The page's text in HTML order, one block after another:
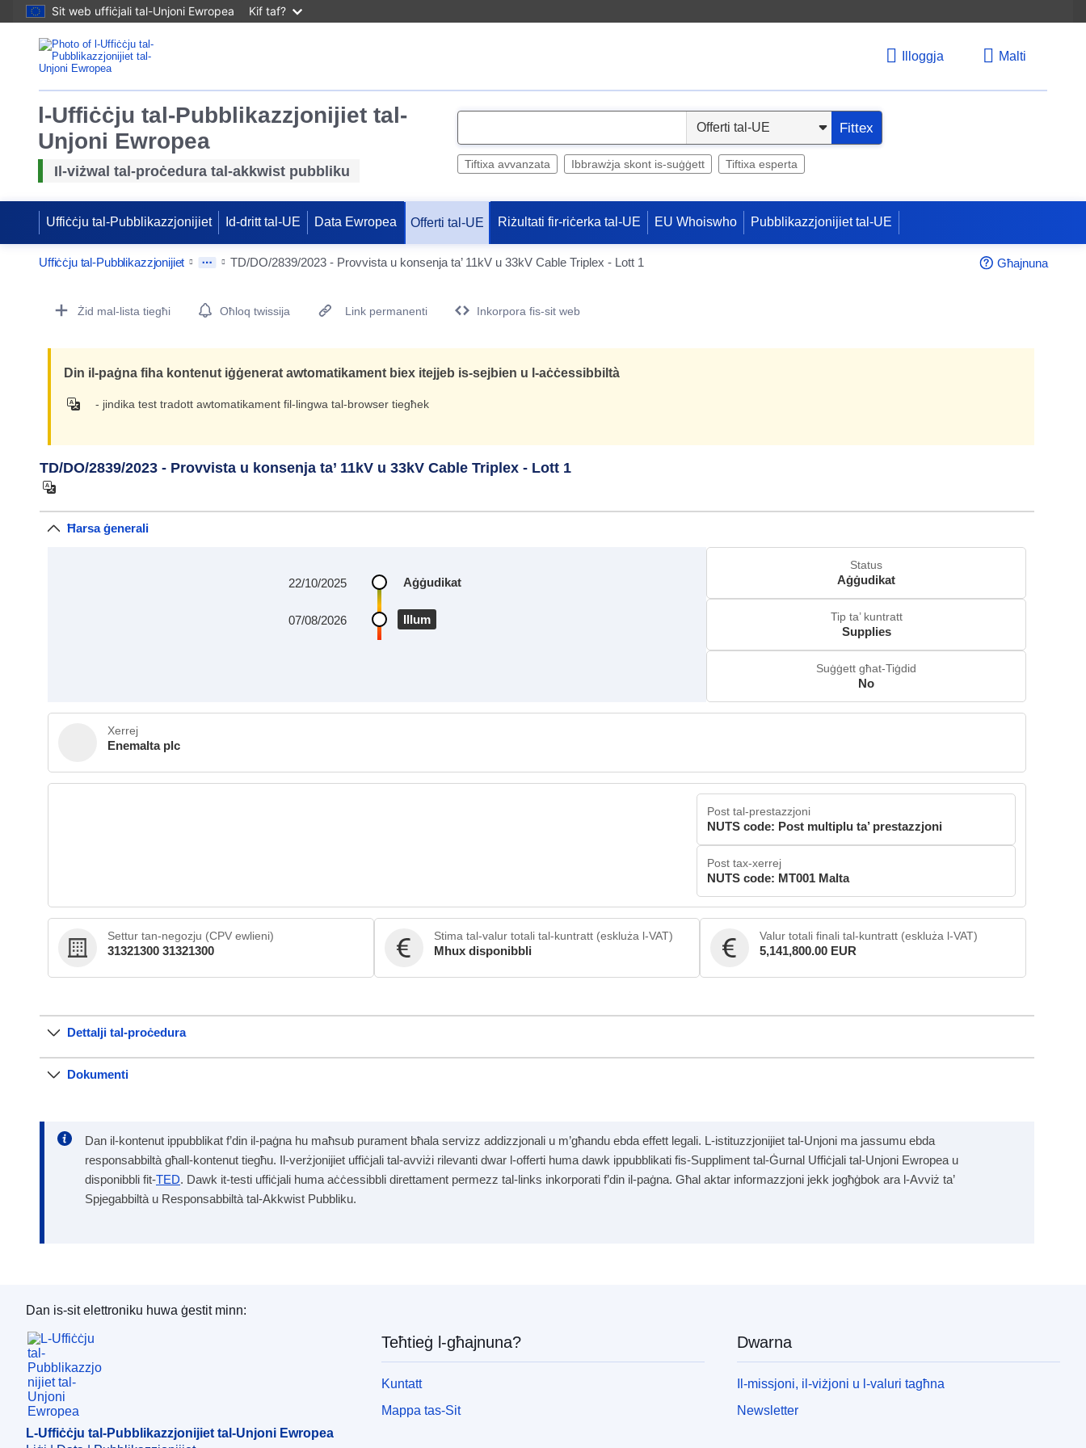
Sit web uffiċjali tal-Unjoni Ewropea Kif taf?
Illoggja Malti
l-Uffiċċju tal-Pubblikazzjonijiet tal-
Unjoni Ewropea
Il-viżwal tal-proċedura tal-akkwist pubbliku
e
c
t
Fittex
Tiftixa avvanzata Ibbrawżja skont is-suġġett Tiftixa esperta
Uffiċċju tal-Pubblikazzjonijiet Id-dritt tal-UE Data Ewropea Offerti tal-UE Riżultati fir-riċerka tal-UE EU Whoiswho Pubblikazzjonijiet tal-UE
Uffiċċju tal-Pubblikazzjonijiet TD/DO/2839/2023 - Provvista u konsenja ta’ 11kV u 33kV Cable Triplex - Lott 1 Għajnuna
Procurement Detail Actions Portlet
Żid mal-lista tiegħi Oħloq twissija Link permanenti Inkorpora fis-sit web
Din il-paġna fiha kontenut iġġenerat awtomatikament biex itejjeb is-sejbien u l-aċċessibbiltà
- jindika test tradott awtomatikament fil-lingwa tal-browser tiegħek
TD/DO/2839/2023 - Provvista u konsenja ta’ 11kV u 33kV Cable Triplex - Lott 1
Ħarsa ġenerali
Aġġudikat
22/10/2025
Illum
07/08/2026
Status
Aġġudikat
Tip ta’ kuntratt
Supplies
Suġġett għat-Tiġdid
No
Xerrej
Enemalta plc
Post tal-prestazzjoni
NUTS code: Post multiplu ta’ prestazzjoni
Post tax-xerrej
NUTS code: MT001 Malta
Settur tan-negozju (CPV ewlieni)
31321300 31321300
Stima tal-valur totali tal-kuntratt (eskluża l-VAT)
Mhux disponibbli
Valur totali finali tal-kuntratt (eskluża l-VAT)
5,141,800.00 EUR
Dettalji tal-proċedura
Dokumenti
Dan il-kontenut ippubblikat f’din il-paġna hu maħsub purament bħala servizz addizzjonali u m’għandu ebda effett legali. L-istituzzjonijiet tal-Unjoni ma jassumu ebda
responsabbiltà għall-kontenut tiegħu. Il-verżjonijiet uffiċjali tal-avviżi rilevanti dwar l-offerti huma dawk ippubblikati fis-Suppliment tal-Ġurnal Uffiċjali tal-Unjoni Ewropea u
disponibbli fit-TED. Dawk it-testi uffiċjali huma aċċessibbli direttament permezz tal-links inkorporati f’din il-paġna. Għal aktar informazzjoni jekk jogħġbok ara l-Avviż ta’
Spjegabbiltà u Responsabbiltà tal-Akkwist Pubbliku.
L-Uffiċċju tal-Pubblikazzjonijiet tal-Unjoni Ewropea
Dan is-sit elettroniku huwa ġestit minn:
L-Uffiċċju tal-Pubblikazzjonijiet tal-Unjoni Ewropea
Teħtieġ l-għajnuna?
Kuntatt
Mappa tas-Sit
Dwarna
Il-missjoni, il-viżjoni u l-valuri tagħna
Newsletter